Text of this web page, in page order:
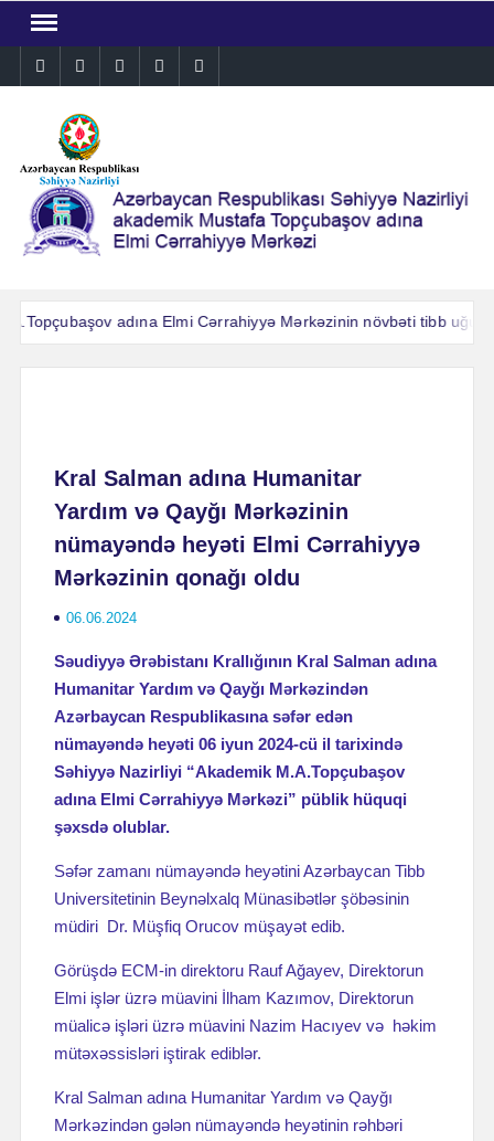
contentInstagramFacebookLinkedinTwitterYouTube
adına Elmi Cərrahiyyə Mərkəzinin növbəti tibb
Kral Salman adına Humanitar
Yardım və Qayğı Mərkəzinin
nümayəndə heyəti Elmi Cərrahiyyə
Mərkəzinin qonağı oldu
06.06.2024
Səudiyyə Ərəbistanı Krallığının Kral Salman adına
Humanitar Yardım və Qayğı Mərkəzindən
Azərbaycan Respublikasına səfər edən
nümayəndə heyəti 06 iyun 2024-cü il tarixində
Səhiyyə Nazirliyi “Akademik M.A.Topçubaşov
adına Elmi Cərrahiyyə Mərkəzi” püblik hüquqi
şəxsdə olublar.
Səfər zamanı nümayəndə heyətini Azərbaycan Tibb
Universitetinin Beynəlxalq Münasibətlər şöbəsinin
müdiri Dr. Müşfiq Orucov müşayət edib.
Görüşdə ECM-in direktoru Rauf Ağayev, Direktorun
Elmi işlər üzrə müavini İlham Kazımov, Direktorun
müalicə işləri üzrə müavini Nazim Hacıyev və həkim
mütəxəssisləri iştirak ediblər.
Kral Salman adına Humanitar Yardım və Qayğı
Mərkəzindən gələn nümayəndə heyətinin rəhbəri